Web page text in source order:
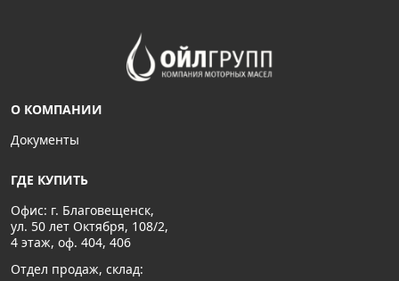
О КОМПАНИИ
Документы
ГДЕ КУПИТЬ
Офис: г. Благовещенск,
ул. 50 лет Октября, 108/2,
4 этаж, оф. 404, 406
Отдел продаж, склад: